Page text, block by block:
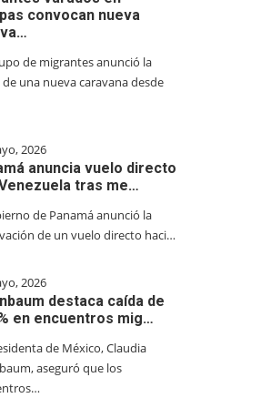
convocan nueva
de migrantes anunció la
de una nueva caravana desde
2026
anuncia vuelo directo
tras me…
de Panamá anunció la
de un vuelo directo haci…
2026
destaca caída de
en encuentros mig…
de México, Claudia
aseguró que los